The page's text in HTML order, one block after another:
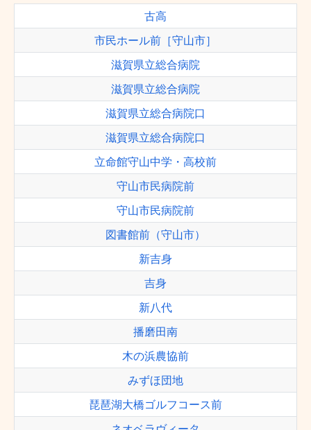
古高
市民ホール前［守山市］
滋賀県立総合病院
滋賀県立総合病院
滋賀県立総合病院口
滋賀県立総合病院口
立命館守山中学・高校前
守山市民病院前
守山市民病院前
図書館前（守山市）
新吉身
吉身
新八代
播磨田南
木の浜農協前
みずほ団地
琵琶湖大橋ゴルフコース前